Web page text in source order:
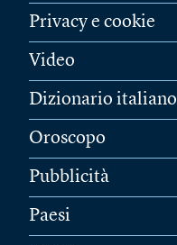
Privacy e cookie
Video
Dizionario italiano
Oroscopo
Pubblicità
Paesi